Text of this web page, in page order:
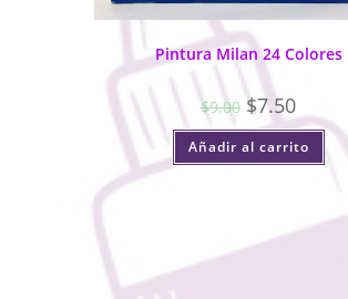
Pintura Milan 24 Colores
$9.00 $7.50
Añadir al carrito